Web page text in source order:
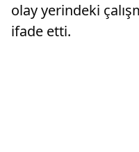
olay yerindeki
ifade etti.